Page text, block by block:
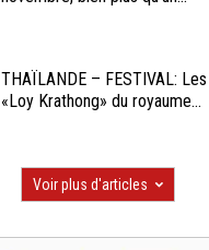
THAÏLANDE – FESTIVAL:
«Loy Krathong» du royaume...
Voir plus d'articles